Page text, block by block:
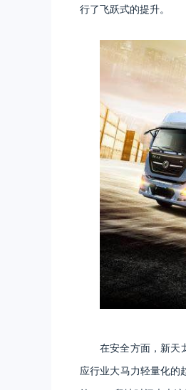
行了飞跃式的提升。
在安全方面，新天
应行业大马力轻量化